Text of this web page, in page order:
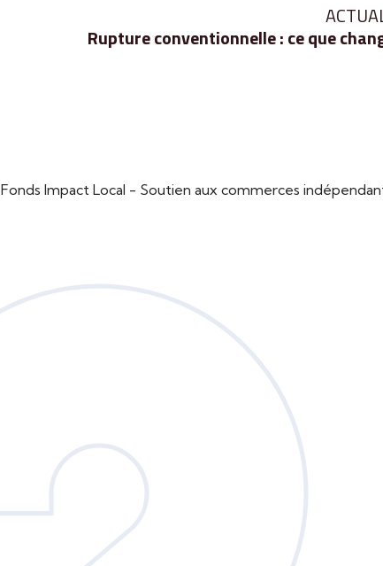
Rupture conventionnelle : ce que
Fonds Impact Local - Soutien aux commerces